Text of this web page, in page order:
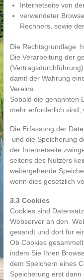
Internetseite von
verwendeter
Rechners, sowie
Die Rechtsgrundlage
Die Verarbeitung der
damit der Wahrung
Vereins.
Sobald die genannten
mehr erforderlich sind,
Die Erfassung der
und die Speicherung
der Internetseite
seitens des Nutzers
weitergehende
wenn dies gesetzlich
3.3 Cookies
Cookies sind
Webserver an den
gesandt und dort für
Ob Cookies
indem Sie Ihren
dem Speichern eines
Speicherung erst